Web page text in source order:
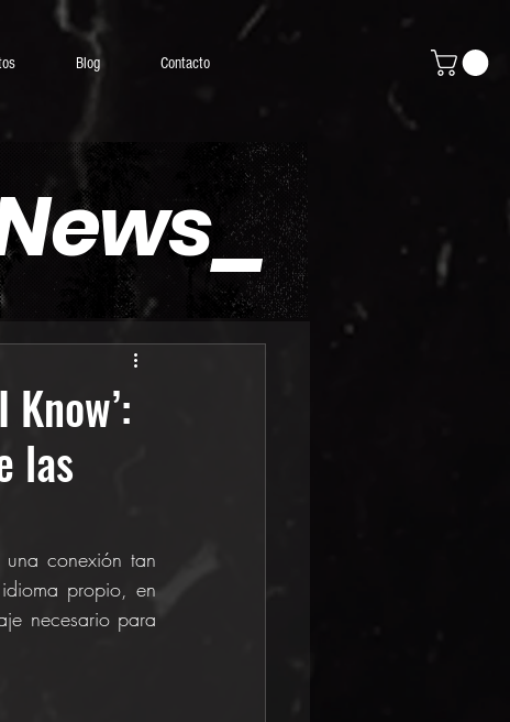
Blog Contacto
las
conexión tan
propio, en
necesario para